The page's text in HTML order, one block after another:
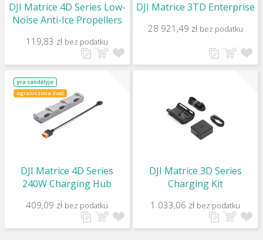
DJI Matrice 4D Series Low-
Noise Anti-Ice Propellers
119,83 zł bez podatku
DJI Matrice 3TD Enterprise
28 921,49 zł bez podatku
yra sandėlyje
ograniczona ilość
DJI Matrice 4D Series
240W Charging Hub
409,09 zł bez podatku
DJI Matrice 3D Series
Charging Kit
1 033,06 zł bez podatku